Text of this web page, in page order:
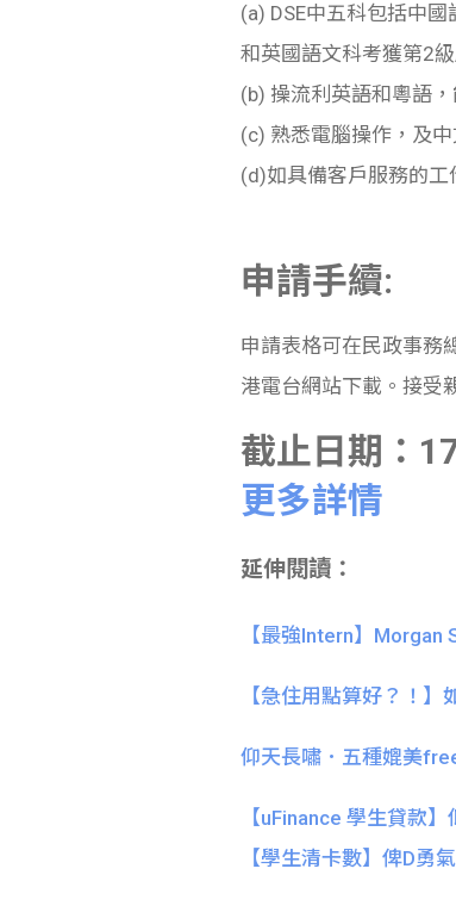
(a) DSE中五科包括中
和英國語文科考獲第2
(b) 操流利英語和粵語
(c) 熟悉電腦操作，及
(d)如具備客戶服務的
申請手續:
申請表格可在民政事務
港電台網站下載。接受
截止日期：
更多詳情
延伸閱讀：
【最強Intern】
【急住用點算好？！】
仰天長嘯．五種媲美
【uFinance 學生貸款
【學生清卡數】俾D勇